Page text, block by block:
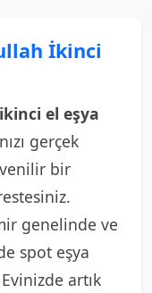
İkinci
el eşya
gerçek
bir
genelinde ve
spot eşya
artık